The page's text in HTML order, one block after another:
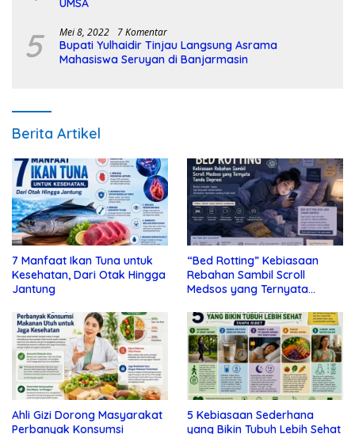
UMSA
5 Mei 8, 2022 7 Komentar
Bupati Yulhaidir Tinjau Langsung Asrama
Mahasiswa Seruyan di Banjarmasin
Berita Artikel
7 Manfaat Ikan Tuna untuk
Kesehatan, Dari Otak Hingga
Jantung
“Bed Rotting” Kebiasaan
Rebahan Sambil Scroll
Medsos yang Ternyata
Ahli Gizi Dorong Masyarakat
Perbanyak Konsumsi
5 Kebiasaan Sederhana
yang Bikin Tubuh Lebih Sehat